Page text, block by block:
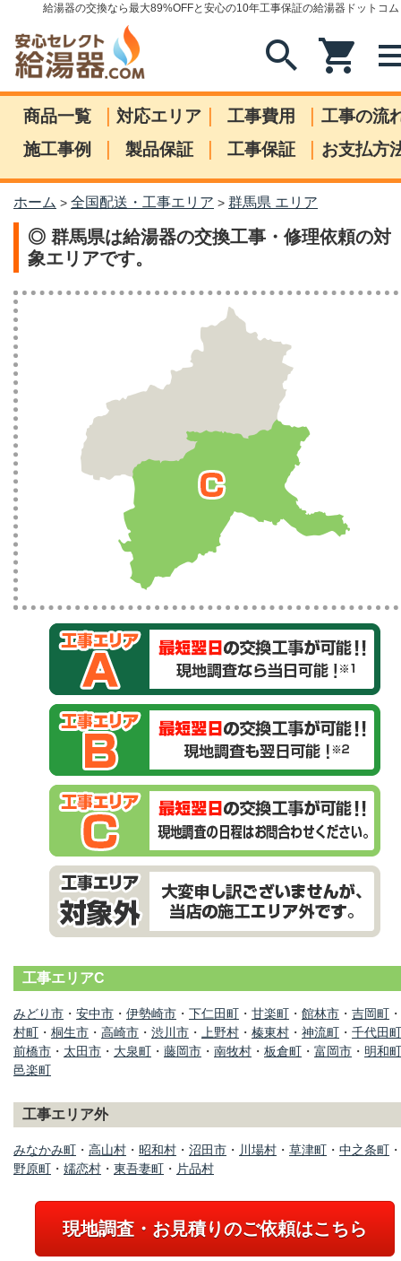
給湯器の交換なら最大89%OFFと安心の10年工事保証の給湯器ドットコム
search shopping_cart
商品一覧 | 対応エリア | 工事費用 | 工事の流
施工事例
| 製品保証 | 工事保証 | お支払方
ホーム > 全国配送・工事エリア > 群馬県 エリア
◎ 群馬県は給湯器の交換工事・修理依頼の対
象エリアです。
工事エリアC
みどり市 ・ 安中市 ・ 伊勢崎市 ・ 下仁田町 ・ 甘楽町 ・ 館林市 ・ 吉岡町 ・
村町 ・ 桐生市 ・ 高崎市 ・ 渋川市 ・ 上野村 ・ 榛東村 ・ 神流町 ・ 千代田町
前橋市 ・ 太田市 ・ 大泉町 ・ 藤岡市 ・ 南牧村 ・ 板倉町 ・ 富岡市 ・ 明和町
邑楽町
工事エリア外
みなかみ町 ・ 高山村 ・ 昭和村 ・ 沼田市 ・ 川場村 ・ 草津町 ・ 中之条町 ・
野原町 ・ 嬬恋村 ・ 東吾妻町 ・ 片品村
現地調査・お見積りのご依頼はこちら